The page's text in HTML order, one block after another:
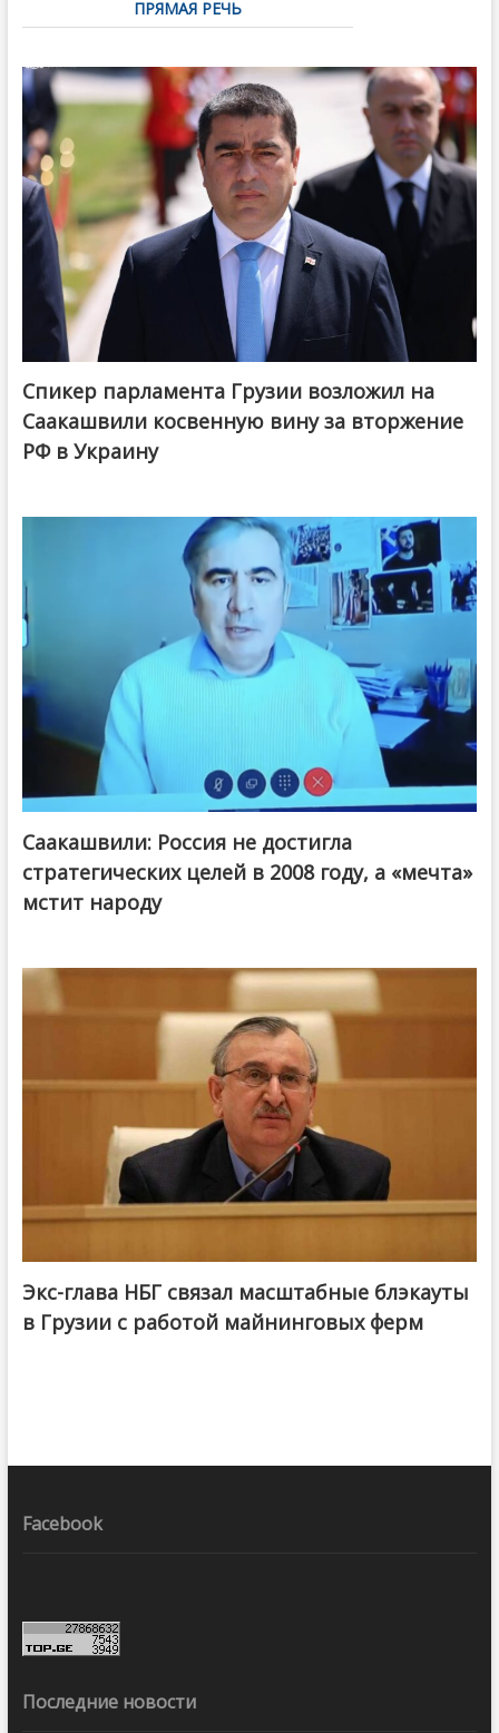
ПРЯМАЯ РЕЧЬ
Спикер парламента Грузии возложил на
Саакашвили косвенную вину за вторжение
РФ в Украину
Саакашвили: Россия не достигла
стратегических целей в 2008 году, а «мечта»
мстит народу
Экс-глава НБГ связал масштабные блэкауты
в Грузии с работой майнинговых ферм
Facebook
Последние новости